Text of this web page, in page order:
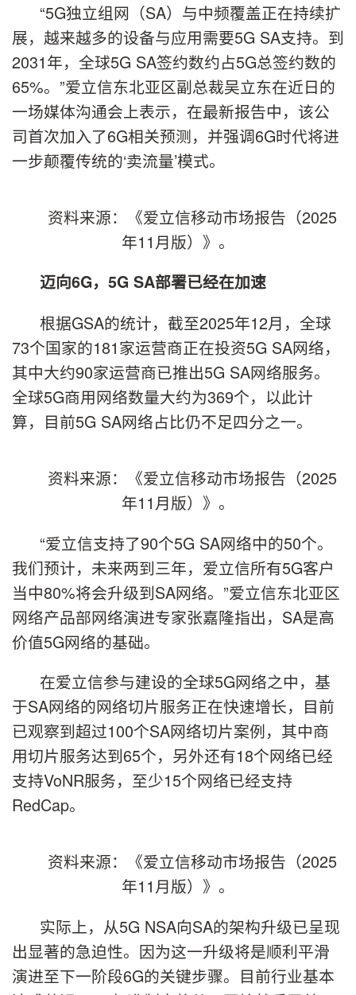
“5G独立组网（SA）与中频覆盖正在持续扩
展，越来越多的设备与应用需要5G SA支持。到
2031年，全球5G SA签约数约占5G总签约数的
65%。”爱立信东北亚区副总裁吴立东在近日的
一场媒体沟通会上表示，在最新报告中，该公
司首次加入了6G相关预测，并强调6G时代将进
一步颠覆传统的‘卖流量’模式。
资料来源：《爱立信移动市场报告（2025
年11月版）》。
迈向6G，5G SA部署已经在加速
根据GSA的统计，截至2025年12月，全球
73个国家的181家运营商正在投资5G SA网络，
其中大约90家运营商已推出5G SA网络服务。
全球5G商用网络数量大约为369个，以此计
算，目前5G SA网络占比仍不足四分之一。
资料来源：《爱立信移动市场报告（2025
年11月版）》。
“爱立信支持了90个5G SA网络中的50个。
我们预计，未来两到三年，爱立信所有5G客户
当中80%将会升级到SA网络。”爱立信东北亚区
网络产品部网络演进专家张嘉隆指出，SA是高
价值5G网络的基础。
在爱立信参与建设的全球5G网络之中，基
于SA网络的网络切片服务正在快速增长，目前
已观察到超过100个SA网络切片案例，其中商
用切片服务达到65个，另外还有18个网络已经
支持VoNR服务，至少15个网络已经支持
RedCap。
资料来源：《爱立信移动市场报告（2025
年11月版）》。
实际上，从5G NSA向SA的架构升级已呈现
出显著的急迫性。因为这一升级将是顺利平滑
演进至下一阶段6G的关键步骤。目前行业基本